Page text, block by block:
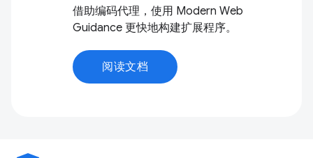
借助编码代理，使用 Modern Web
Guidance 更快地构建扩展程序。
阅读文档